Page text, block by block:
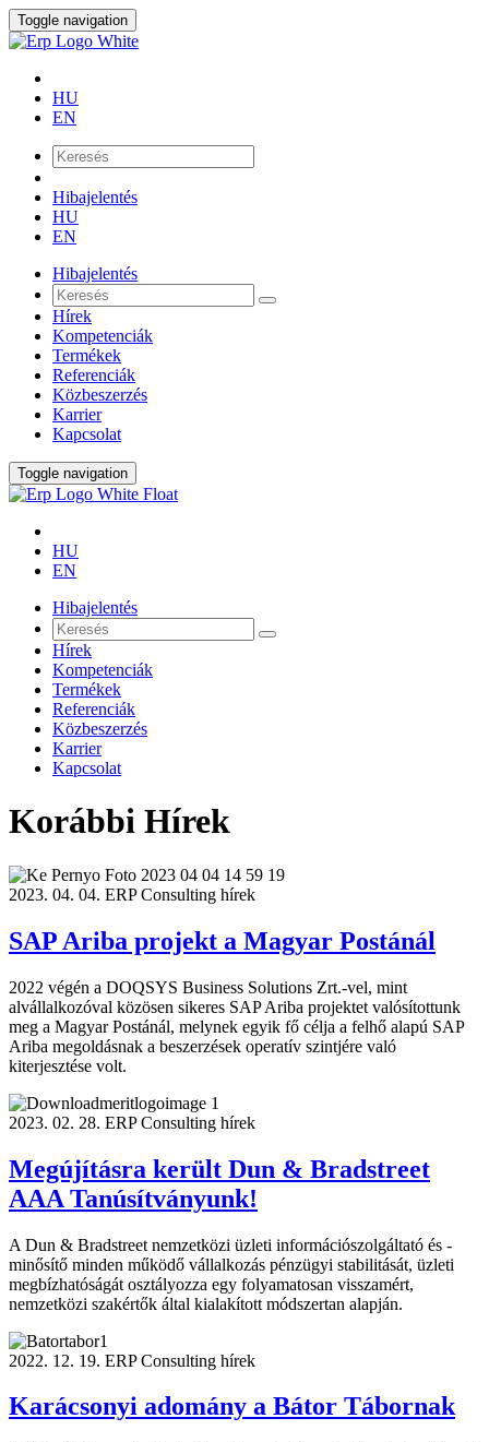
Toggle navigation
HU
EN
Hibajelentés
HU
EN
Hibajelentés
Hírek
Kompetenciák
Termékek
Referenciák
Közbeszerzés
Karrier
Kapcsolat
Toggle navigation
HU
EN
Hibajelentés
Hírek
Kompetenciák
Termékek
Referenciák
Közbeszerzés
Karrier
Kapcsolat
Korábbi Hírek
2023. 04. 04. ERP Consulting hírek
SAP Ariba projekt a Magyar Postánál
2022 végén a DOQSYS Business Solutions Zrt.-vel, mint
alvállalkozóval közösen sikeres SAP Ariba projektet valósítottunk
meg a Magyar Postánál, melynek egyik fő célja a felhő alapú SAP
Ariba megoldásnak a beszerzések operatív szintjére való
kiterjesztése volt.
2023. 02. 28. ERP Consulting hírek
Megújításra került Dun & Bradstreet
AAA Tanúsítványunk!
A Dun & Bradstreet nemzetközi üzleti információszolgáltató és -
minősítő minden működő vállalkozás pénzügyi stabilitását, üzleti
megbízhatóságát osztályozza egy folyamatosan visszamért,
nemzetközi szakértők által kialakított módszertan alapján.
2022. 12. 19. ERP Consulting hírek
Karácsonyi adomány a Bátor Tábornak